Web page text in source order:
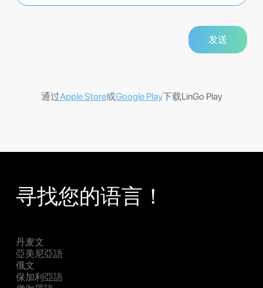
通过Apple Store或Google Play下载LinGo Play
寻找您的语言！
丹麦文
亞美尼亞語
俄文
保加利亞語